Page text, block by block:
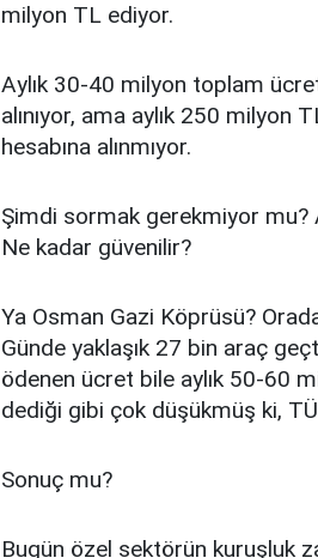
milyon TL ediyor.
Aylık 30-40 milyon toplam
alınıyor, ama aylık 250
hesabına alınmıyor.
Şimdi sormak gerekmiyor mu?
Ne kadar güvenilir?
Ya Osman Gazi Köprüsü?
Günde yaklaşık 27 bin araç
ödenen ücret bile aylık 50-60
dediği gibi çok düşükmüş ki,
Sonuç mu?
Bugün özel sektörün kuruşluk